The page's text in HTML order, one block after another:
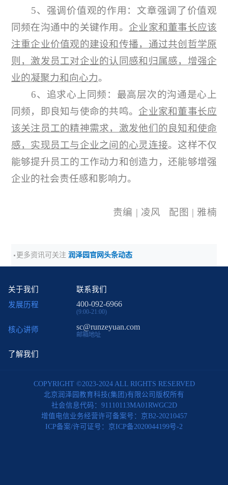
5、强调价值观的作用：文章强调了价值观
同频在沟通中的关键作用。 企业家和董事长应该
注重企业价值观的建设和传播，通过共创哲学原
则，激发员工对企业的认同感和归属感，增强企
业的凝聚力和向心力。
6、追求心上同频：最高层次的沟通是心上
同频，即良知与使命的共鸣。 企业家和董事长应
该关注员工的精神需求，激发他们的良知和使命
感，实现员工与企业之间的心灵连接。这样不仅
能够提升员工的工作动力和创造力，还能够增强
企业的社会责任感和影响力。
责编 | 凌风 配图 | 雅楠
更多资讯可关注润泽园官网头条动态
关于我们
发展历程
核心讲师
联系我们
400-092-6966
(9:00-21:00)
sc@runzeyuan.com
邮箱地址
了解我们
COPYRIGHT ©2023-2024 ALL RIGHTS RESERVED
北京润泽园教育科技(集团)有限公司版权所有
社会信息代码：91110113MA01RWGC2D
增值电信业务经营许可备案号：京B2-20210457
ICP备案/许可证号：京ICP备2020044199号-2